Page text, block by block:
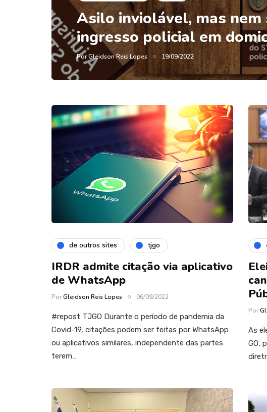
Asilo inviolável, mas nem
ingresso policial em
PorGleidson Reis Lopes 19/09/2022
de outros sites tjgo
IRDR admite citação via aplicativo
de WhatsApp
PorGleidson Reis Lopes 06/09/2022
#repost TJGO Durante o período de pandemia da
Covid-19, citações podem ser feitas por WhatsApp
ou aplicativos similares, independente das partes
terem…
Por
As
GO,